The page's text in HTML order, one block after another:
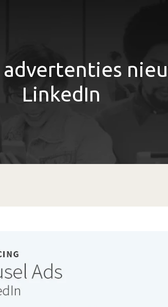
advertenties
LinkedIn